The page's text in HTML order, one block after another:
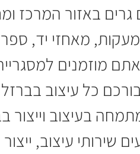
באזור המרכז
מאחזי יד,
מוזמנים
כל עיצוב
בעיצוב
שירותי עיצוב,